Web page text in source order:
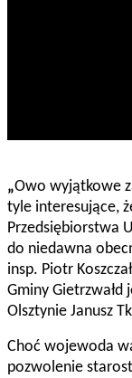
„Owo wyjątkowe
tyle interesujące,
Przedsiębiorstwa
do niedawna
insp. Piotr
Gminy
Olsztynie Janusz
Choć wojewoda
pozwolenie